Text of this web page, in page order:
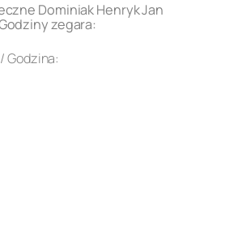
Dominiak Henryk Jan
zegara:
Godzina: